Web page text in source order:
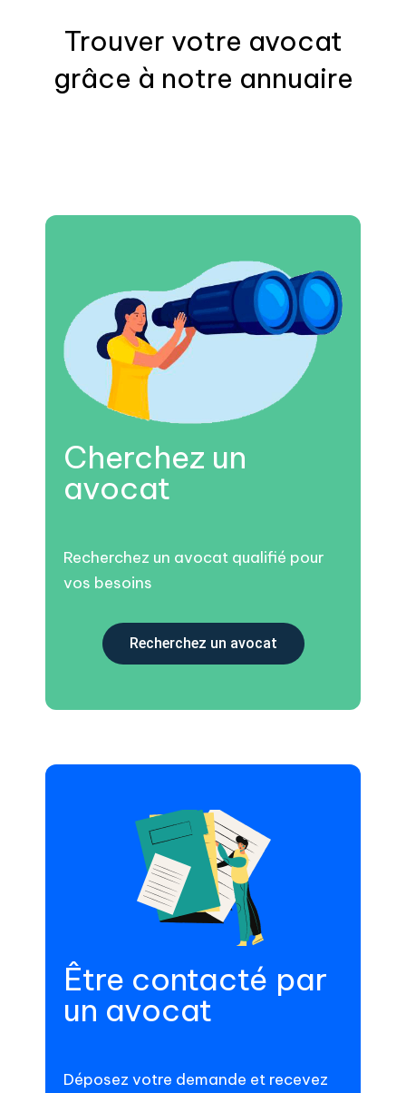
Trouver votre avocat
grâce à notre annuaire
Cherchez un
avocat
Recherchez un avocat qualifié pour
vos besoins
Recherchez un avocat
Être contacté par
un avocat
Déposez votre demande et recevez